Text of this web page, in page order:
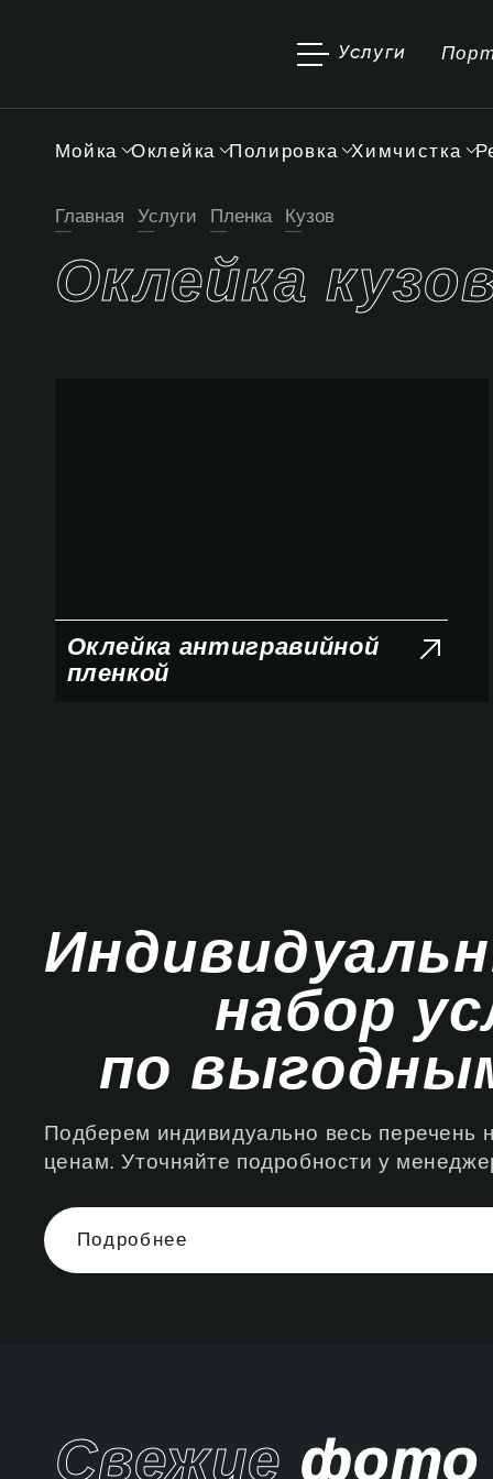
Услуги
Мойка Оклейка Полировка Химчистка
Главная Услуги Пленка Кузов
Оклейка
Оклейка антигравийной
пленкой
набор
по
Подберем индивидуально весь перечень
ценам. Уточняйте подробности у
Подробнее
Свежие фото